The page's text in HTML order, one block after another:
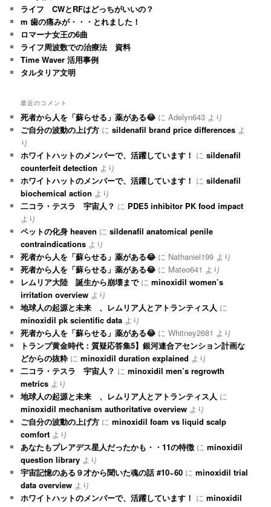
ライフ CWとRFはどっちがいいの？
m 歯の痛みが・・・とれました！
ロマーナ女王の6曲
ライフ周波数での治療法 資料
Time Waver 活用事例
タルタリア文明
最近のコメント
死者から人を「蘇らせる」薬がある😂 にAdelyn643 より
ご自分の波動の上げ方 にsildenafil brand price differences よ
り
ホワイトハットのメンバーで、活躍しています！ にsildenafil
counterfeit detection より
ホワイトハットのメンバーで、活躍しています！ にsildenafil
biochemical action より
二コラ・テスラ 宇宙人？ に PDE5 inhibitor PK food impact
より
ペットの化身 heaven にsildenafil anatomical penile
contraindications より
死者から人を「蘇らせる」薬がある😂 に Nathaniel199 より
死者から人を「蘇らせる」薬がある😂 に Mateo641 より
レムリア大陸 誕生から崩壊までにminoxidil women’s
irritation overview より
地球人の起源と未来 、レムリア人とアトランティス人 に
minoxidil pk scientific data より
死者から人を「蘇らせる」薬がある😂 にWhitney2681 より
トランプ黄金時代：質疑応答集5】銀河連合アセンション計画な
どからの抜粋 にminoxidil duration explained より
二コラ・テスラ 宇宙人？ にminoxidil men’s regrowth
metrics より
地球人の起源と未来 、レムリア人とアトランティス人 に
minoxidil mechanism authoritative overview より
ご自分の波動の上げ方 にminoxidil foam vs liquid scalp
comfort より
あなたもプレアデス星人だったかも・・11の特徴 にminoxidil
question library より
宇宙記憶のある９才から聞いた魂の話 #10~60 にminoxidil trial
data overview より
ホワイトハットのメンバーで、活躍しています！ にminoxidil